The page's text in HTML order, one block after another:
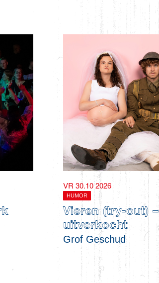
VR 30.10 2026
HUMOR
Vieren (try-out) –
uitverkocht
Grof Geschud